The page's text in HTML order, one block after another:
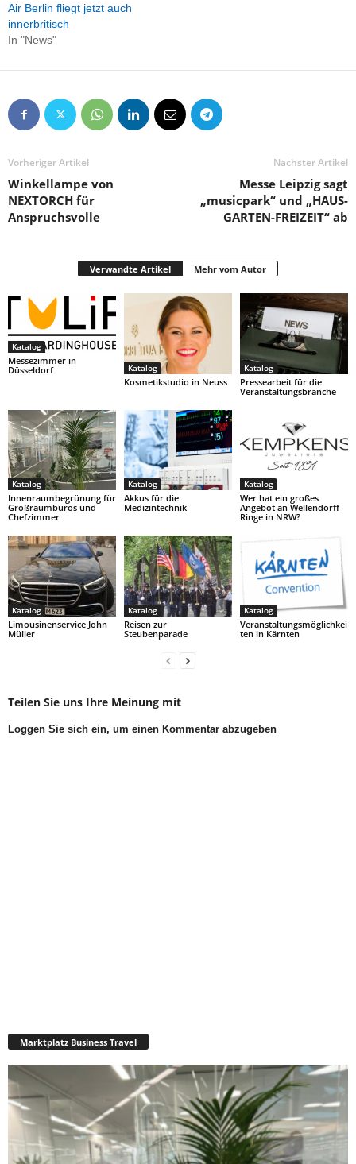
Air Berlin fliegt jetzt auch
innerbritisch
In "News"
Vorheriger Artikel
Winkellampe von
NEXTORCH für
Anspruchsvolle
Nächster Artikel
Messe Leipzig sagt
„musicpark“ und „HAUS-
GARTEN-FREIZEIT“ ab
Verwandte Artikel Mehr vom Autor
Katalog
Messezimmer in
Düsseldorf
Katalog
Kosmetikstudio in Neuss
Katalog
Pressearbeit für die
Veranstaltungsbranche
Katalog
Innenraumbegrünung für
Großraumbüros und
Chefzimmer
Katalog
Akkus für die
Medizintechnik
Katalog
Wer hat ein großes
Angebot an Wellendorff
Ringe in NRW?
Katalog
Limousinenservice John
Müller
Katalog
Reisen zur
Steubenparade
Katalog
Veranstaltungsmöglichkei
ten in Kärnten
Teilen Sie uns Ihre Meinung mit
Loggen Sie sich ein, um einen Kommentar abzugeben
Marktplatz Business Travel